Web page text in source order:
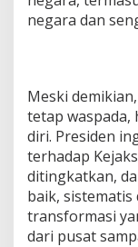
negara dan
Meski
tetap waspada,
diri. Presiden
terhadap
ditingkatkan,
baik,
transformasi
dari pusat